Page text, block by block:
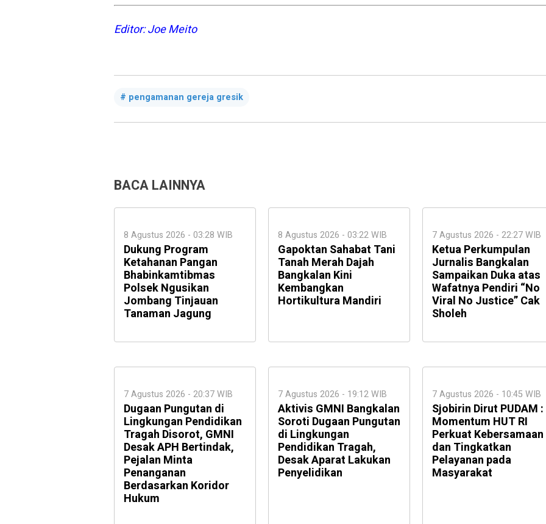
Editor: Joe Meito
pengamanan gereja gresik
BACA LAINNYA
8 Agustus 2026 - 03:28 WIB
Dukung Program
Ketahanan Pangan
Bhabinkamtibmas
Polsek Ngusikan
Jombang Tinjauan
Tanaman Jagung
8 Agustus 2026 - 03:22 WIB
Gapoktan Sahabat Tani
Tanah Merah Dajah
Bangkalan Kini
Kembangkan
Hortikultura Mandiri
7 Agustus 2026 - 22:27 WIB
Ketua Perkumpulan
Jurnalis Bangkalan
Sampaikan Duka atas
Wafatnya Pendiri “No
Viral No Justice” Cak
Sholeh
7 Agustus 2026 - 20:37 WIB
Dugaan Pungutan di
Lingkungan Pendidikan
Tragah Disorot, GMNI
Desak APH Bertindak,
Pejalan Minta
Penanganan
Berdasarkan Koridor
Hukum
7 Agustus 2026 - 19:12 WIB
Aktivis GMNI Bangkalan
Soroti Dugaan Pungutan
di Lingkungan
Pendidikan Tragah,
Desak Aparat Lakukan
Penyelidikan
7 Agustus 2026 - 10:45 WIB
Sjobirin Dirut PUDAM :
Momentum HUT RI
Perkuat Kebersamaan
dan Tingkatkan
Pelayanan pada
Masyarakat